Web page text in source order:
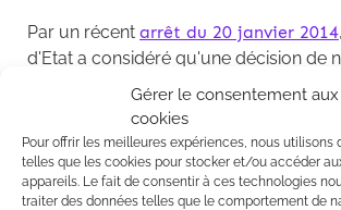
Gérer le consentement aux
cookies
Pour offrir les meilleures expériences, nous utilisons
telles que les cookies pour stocker et/ou accéder
appareils. Le fait de consentir à ces technologies
traiter des données telles que le comportement de
Par un récent arrêt du 20 janvier 2014
d'Etat a considéré qu'une décision de
à une déclaration au titre de la Loi sur
constituait pas une décision ayant une
significative sur l'environnement et
n'avait pas à être soumise à une
d'information et de participation du